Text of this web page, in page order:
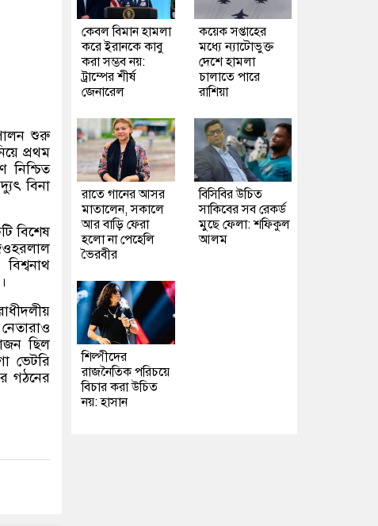
শুরু
প্রথম
নিশ্চিত
বিনা
বিশেষ
ছিল
ভেটরি
গঠনের
কেবল বিমান হামলা
করে ইরানকে কাবু
করা সম্ভব নয়:
ট্রাম্পের শীর্ষ
জেনারেল
কয়েক সপ্তাহের
মধ্যে ন্যাটোভুক্ত
দেশে হামলা
চালাতে পারে
রাশিয়া
রাতে গানের আসর
মাতালেন, সকালে
আর বাড়ি ফেরা
হলো না পেহেলি
ভৈরবীর
বিসিবির উচিত
সাকিবের সব রেকর্ড
মুছে ফেলা: শফিকুল
আলম
শিল্পীদের
রাজনৈতিক পরিচয়ে
বিচার করা উচিত
নয়: হাসান